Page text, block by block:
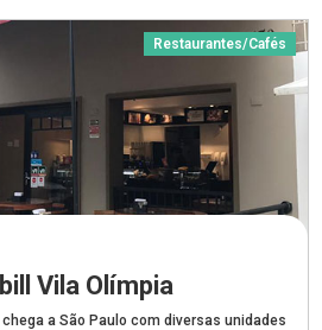
Restaurantes/Cafés
Vila Olímpia
a São Paulo com diversas unidades